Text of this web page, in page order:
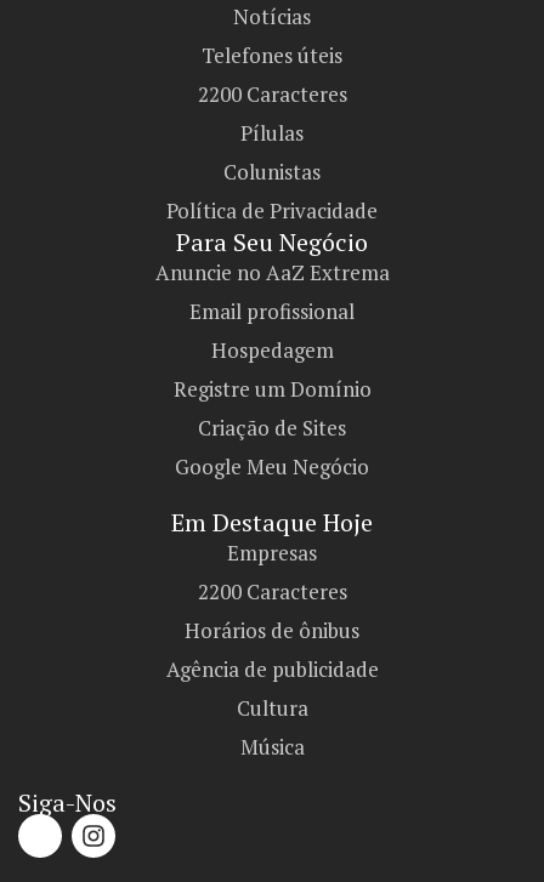
Notícias
Telefones úteis
2200 Caracteres
Pílulas
Colunistas
Política de Privacidade
Para Seu Negócio​
Anuncie no AaZ Extrema
Email profissional
Hospedagem
Registre um Domínio
Criação de Sites
Google Meu Negócio
Em Destaque Hoje
Empresas
2200 Caracteres
Horários de ônibus
Agência de publicidade
Cultura
Música
Siga-Nos